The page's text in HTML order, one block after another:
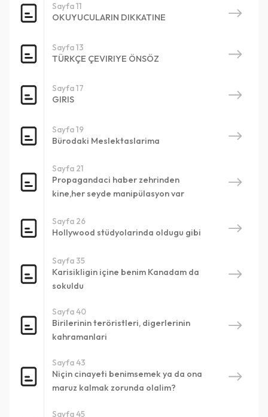
Sayfa 11
OKUYUCULARIN DIKKATINE
Sayfa 13
TÜRKÇE ÇEVIRIYE ÖNSÖZ
Sayfa 17
GIRIS
Sayfa 19
Bürodaki Meslektaslarima
Sayfa 21
Propagandaci haber zehrinden
kine,her seyde manipülasyon var
Sayfa 26
Hollywood stüdyolarinda oldugu gibi
Sayfa 35
Karisikligin içine benim Kanadam da
sokuldu
Sayfa 40
Birilerinin teröristleri, digerlerinin
kahramanlari
Sayfa 43
Niçin cinayeti benimsemek ya da ona
maruz kalmak zorunda olalim?
Sayfa 45